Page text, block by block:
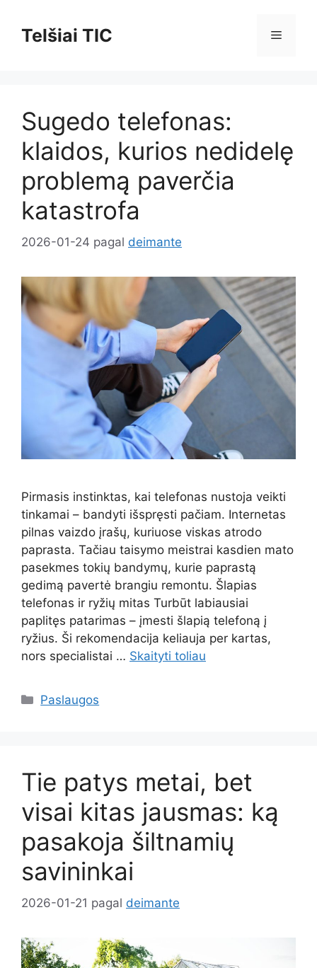
turinioTelšiai TIC Meniu
Sugedo telefonas:
klaidos, kurios nedidelę
problemą paverčia
katastrofa
2026-01-24 pagal deimante
Pirmasis instinktas, kai telefonas nustoja veikti
tinkamai – bandyti išspręsti pačiam. Internetas
pilnas vaizdo įrašų, kuriuose viskas atrodo
paprasta. Tačiau taisymo meistrai kasdien mato
pasekmes tokių bandymų, kurie paprastą
gedimą pavertė brangiu remontu. Šlapias
telefonas ir ryžių mitas Turbūt labiausiai
paplitęs patarimas – įmesti šlapią telefoną į
ryžius. Ši rekomendacija keliauja per kartas,
nors specialistai … Skaityti toliau
Kategorijos
Paslaugos
Tie patys metai, bet
visai kitas jausmas: ką
pasakoja šiltnamių
savininkai
2026-01-21 pagal deimante